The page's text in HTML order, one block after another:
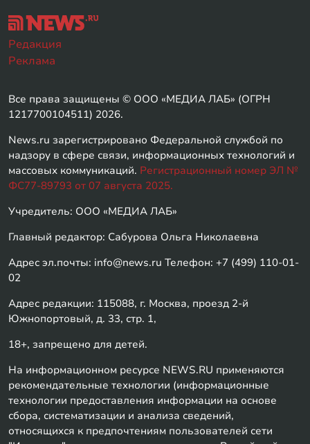
Редакция
Реклама
Все права защищены © ООО «МЕДИА ЛАБ» (ОГРН
1217700104511) 2026.
News.ru зарегистрировано Федеральной службой по
надзору в сфере связи, информационных технологий и
массовых коммуникаций. Регистрационный номер ЭЛ №
ФС77-89793 от 07 августа 2025.
Учредитель: ООО «МЕДИА ЛАБ»
Главный редактор: Сабурова Ольга Николаевна
Адрес эл.почты: info@news.ru Телефон: +7 (499) 110-01-
02
Адрес редакции: 115088, г. Москва, проезд 2-й
Южнопортовый, д. 33, стр. 1,
18+, запрещено для детей.
На информационном ресурсе NEWS.RU применяются
рекомендательные технологии (информационные
технологии предоставления информации на основе
сбора, систематизации и анализа сведений,
относящихся к предпочтениям пользователей сети